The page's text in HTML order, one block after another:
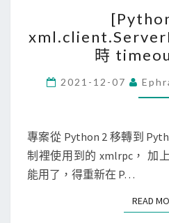
s
A
p
p
建
V
P
連
線
P
y
t
h
o
]
在
l
時
2021-12-07
專案從 Python 2 移轉到
制裡使用到的 xmlrpc， 加
能用了，得重新在 P…
READ